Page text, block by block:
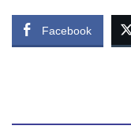
Facebook